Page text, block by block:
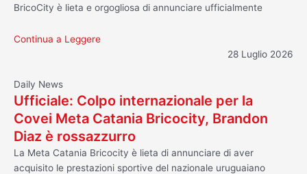
BricoCity è lieta e orgogliosa di annunciare ufficialmente
Continua a Leggere
28 Luglio 2026
Daily News
Ufficiale: Colpo internazionale per la
Covei Meta Catania Bricocity, Brandon
Diaz è rossazzurro
La Meta Catania Bricocity è lieta di annunciare di aver
acquisito le prestazioni sportive del nazionale uruguaiano